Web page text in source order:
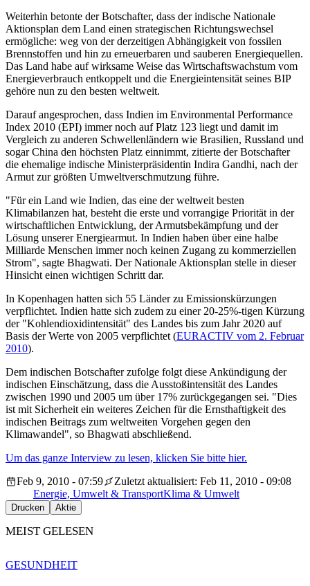
Weiterhin betonte der Botschafter, dass der indische Nationale
Aktionsplan dem Land einen strategischen Richtungswechsel
ermögliche: weg von der derzeitigen Abhängigkeit von fossilen
Brennstoffen und hin zu erneuerbaren und sauberen Energiequellen.
Das Land habe auf wirksame Weise das Wirtschaftswachstum vom
Energieverbrauch entkoppelt und die Energieintensität seines BIP
gehöre nun zu den besten weltweit.
Darauf angesprochen, dass Indien im Environmental Performance
Index 2010 (EPI) immer noch auf Platz 123 liegt und damit im
Vergleich zu anderen Schwellenländern wie Brasilien, Russland und
sogar China den höchsten Platz einnimmt, zitierte der Botschafter
die ehemalige indische Ministerpräsidentin Indira Gandhi, nach der
Armut zur größten Umweltverschmutzung führe.
"Für ein Land wie Indien, das eine der weltweit besten
Klimabilanzen hat, besteht die erste und vorrangige Priorität in der
wirtschaftlichen Entwicklung, der Armutsbekämpfung und der
Lösung unserer Energiearmut. In Indien haben über eine halbe
Milliarde Menschen immer noch keinen Zugang zu kommerziellen
Strom", sagte Bhagwati. Der Nationale Aktionsplan stelle in dieser
Hinsicht einen wichtigen Schritt dar.
In Kopenhagen hatten sich 55 Länder zu Emissionskürzungen
verpflichtet. Indien hatte sich zudem zu einer 20-25%-tigen Kürzung
der "Kohlendioxidintensität" des Landes bis zum Jahr 2020 auf
Basis der Werte von 2005 verpflichtet (EURACTIV vom 2. Februar
2010).
Dem indischen Botschafter zufolge folgt diese Ankündigung der
indischen Einschätzung, dass die Ausstoßintensität des Landes
zwischen 1990 und 2005 um über 17% zurückgegangen sei. "Dies
ist mit Sicherheit ein weiteres Zeichen für die Ernsthaftigkeit des
indischen Beitrags zum weltweiten Vorgehen gegen den
Klimawandel", so Bhagwati abschließend.
Um das ganze Interview zu lesen, klicken Sie bitte hier.
Feb 9, 2010 - 07:59
Zuletzt aktualisiert: Feb 11, 2010 - 09:08
Energie, Umwelt & TransportKlima & Umwelt
Drucken Aktie
MEIST GELESEN
GESUNDHEIT